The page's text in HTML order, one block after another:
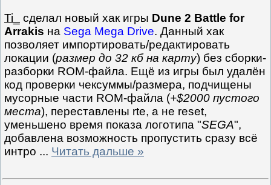
Ti_ сделал новый хак игры Dune 2 Battle for
Arrakis на Sega Mega Drive. Данный хак
позволяет импортировать/редактировать
локации (размер до 32 кб на карту) без сборки-
разборки ROM-файла. Ещё из игры был удалён
код проверки чексуммы/размера, подчищены
мусорные части ROM-файла (+$2000 пустого
места), переставлены rte, а не reset,
уменьшено время показа логотипа "SEGA",
добавлена возможность пропустить сразу всё
интро ... Читать дальше »